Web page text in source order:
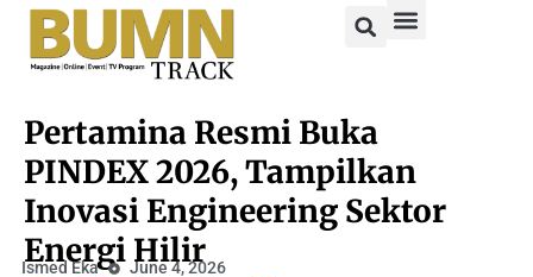
Pertamina Resmi Buka
PINDEX 2026, Tampilkan
Inovasi Engineering Sektor
Energi Hilir
Ismed Eka June 4, 2026